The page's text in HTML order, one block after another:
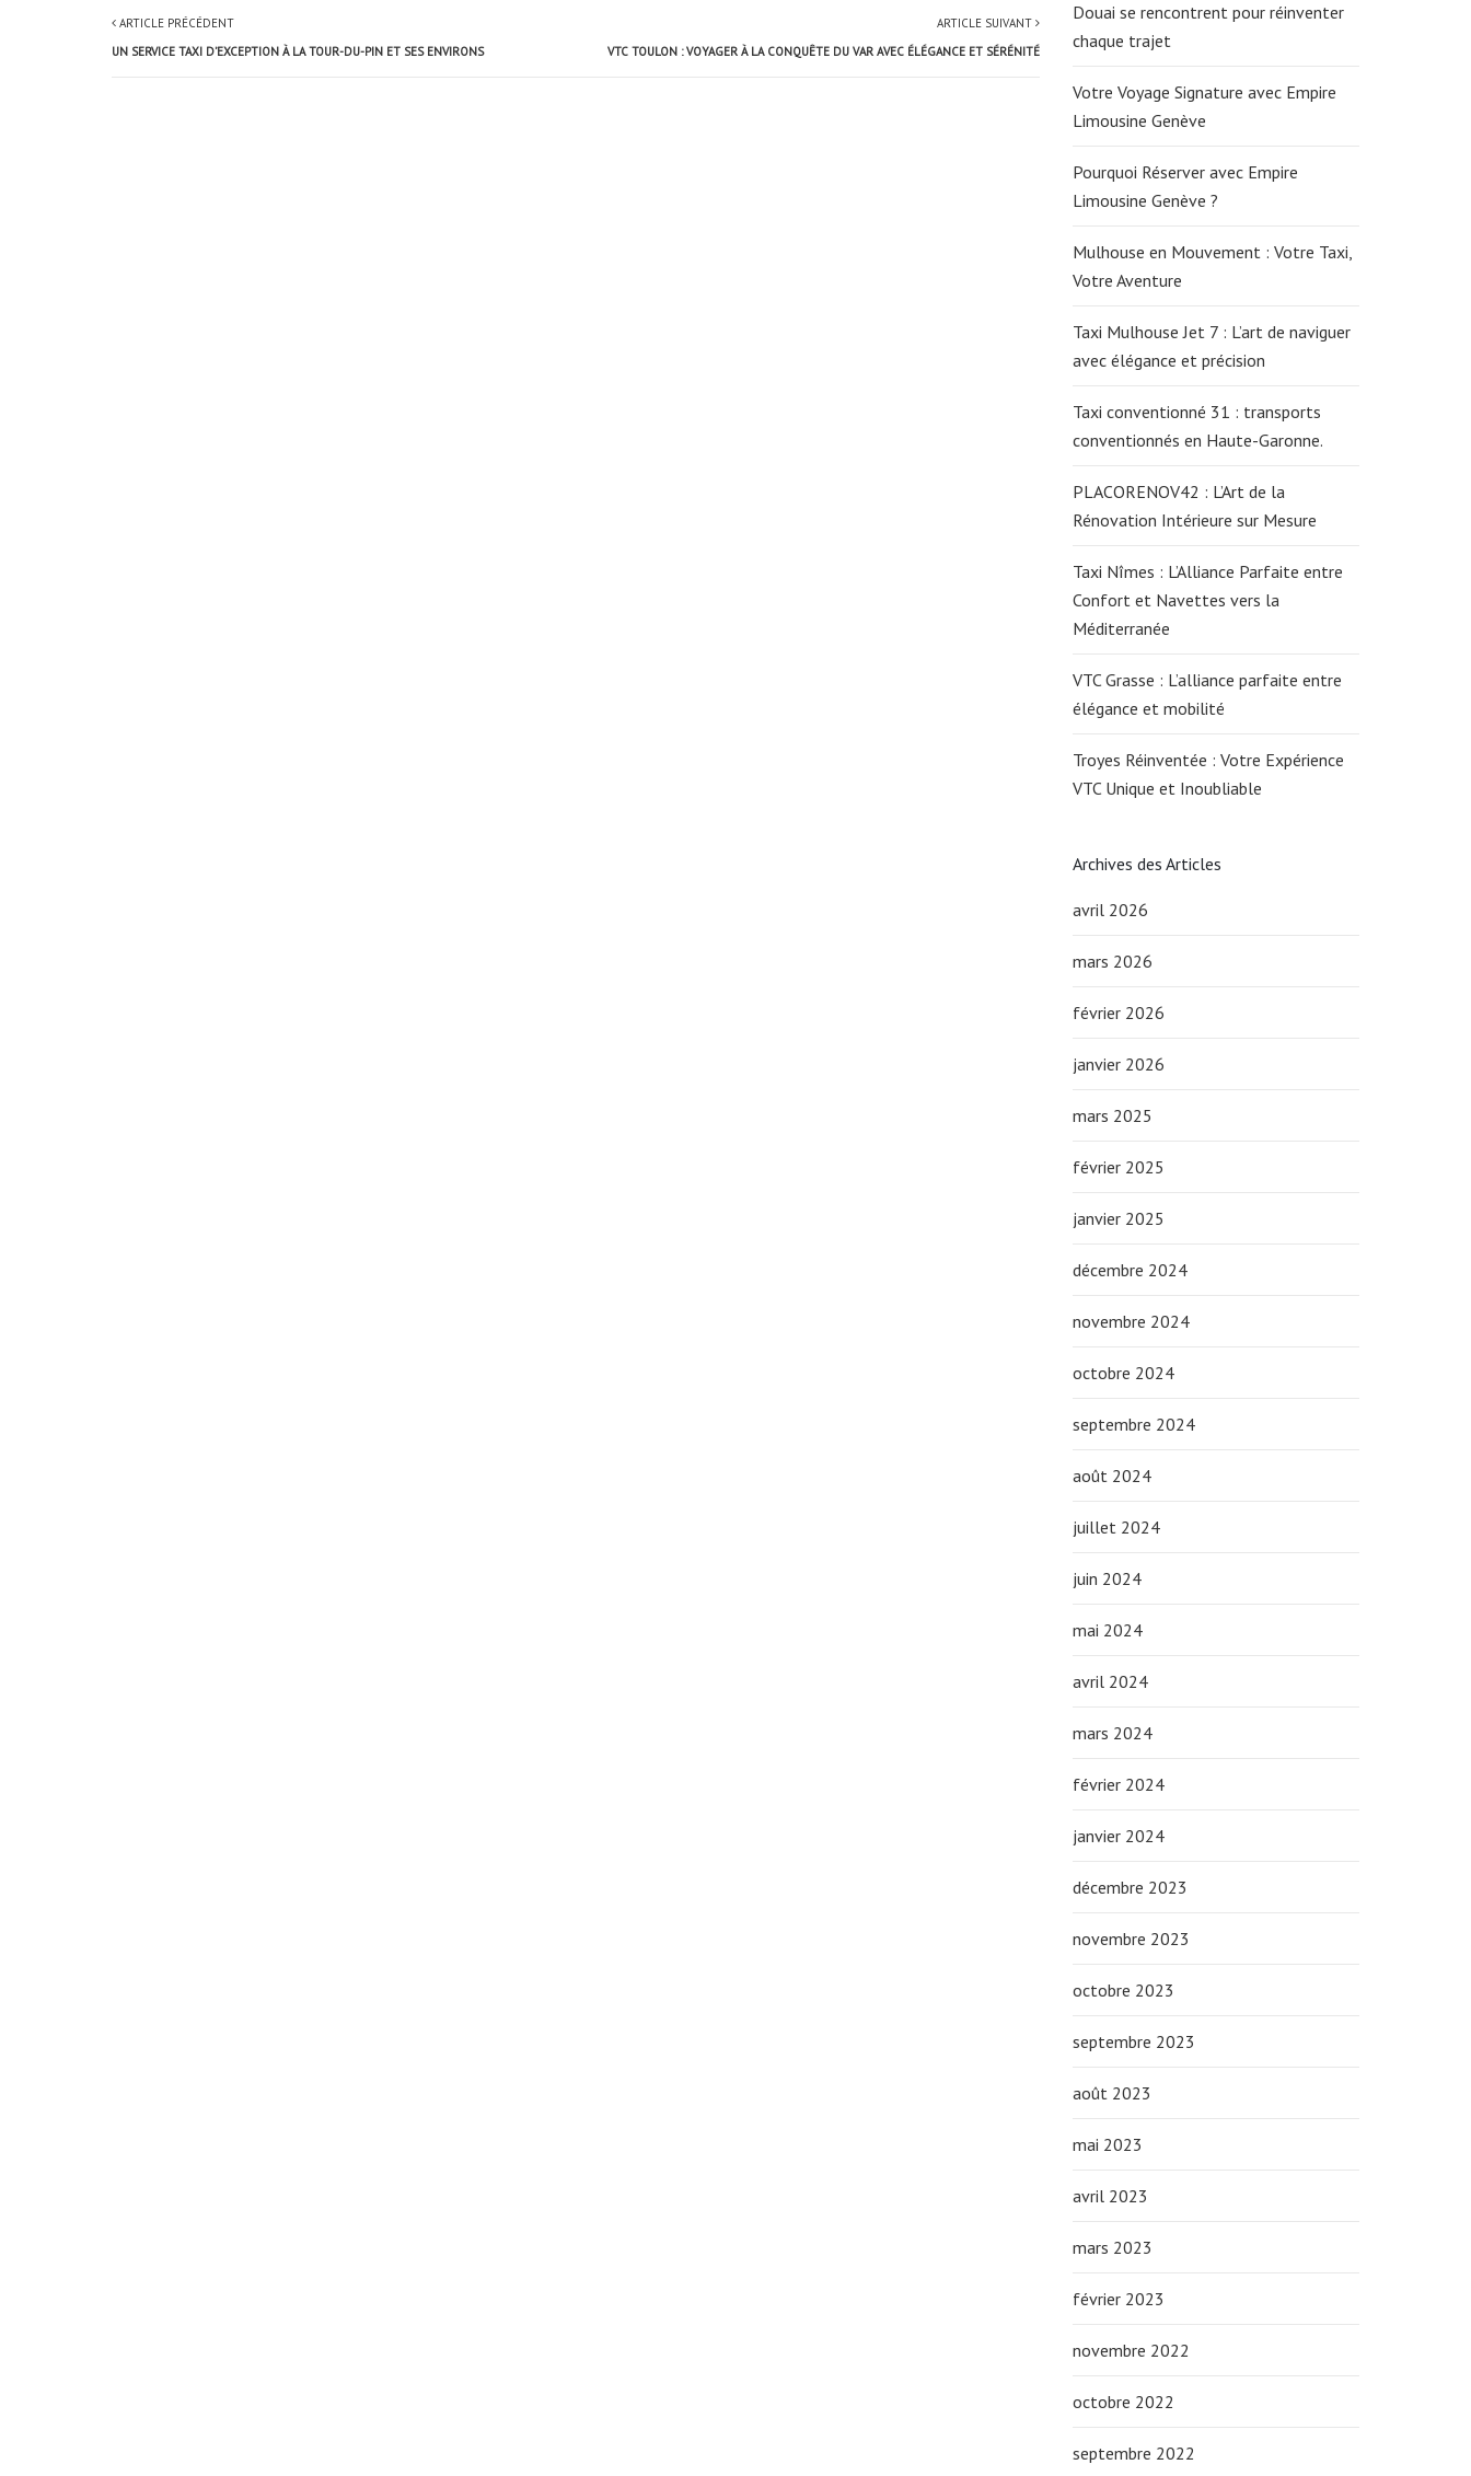
ARTICLE PRÉCÉDENT
UN SERVICE TAXI D’EXCEPTION À LA TOUR-DU-PIN ET SES ENVIRONS
ARTICLE SUIVANT
VTC TOULON : VOYAGER À LA CONQUÊTE DU VAR AVEC ÉLÉGANCE ET SÉRÉNITÉ
Douai se rencontrent pour réinventer
chaque trajet
Votre Voyage Signature avec Empire
Limousine Genève
Pourquoi Réserver avec Empire
Limousine Genève ?
Mulhouse en Mouvement : Votre Taxi,
Votre Aventure
Taxi Mulhouse Jet 7 : L’art de naviguer
avec élégance et précision
Taxi conventionné 31 : transports
conventionnés en Haute-Garonne.
PLACORENOV42 : L’Art de la
Rénovation Intérieure sur Mesure
Taxi Nîmes : L’Alliance Parfaite entre
Confort et Navettes vers la
Méditerranée
VTC Grasse : L’alliance parfaite entre
élégance et mobilité
Troyes Réinventée : Votre Expérience
VTC Unique et Inoubliable
Archives des Articles
avril 2026
mars 2026
février 2026
janvier 2026
mars 2025
février 2025
janvier 2025
décembre 2024
novembre 2024
octobre 2024
septembre 2024
août 2024
juillet 2024
juin 2024
mai 2024
avril 2024
mars 2024
février 2024
janvier 2024
décembre 2023
novembre 2023
octobre 2023
septembre 2023
août 2023
mai 2023
avril 2023
mars 2023
février 2023
novembre 2022
octobre 2022
septembre 2022